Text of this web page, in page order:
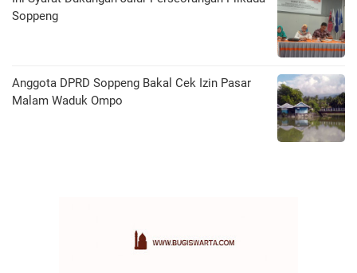
Soppeng
Anggota DPRD Soppeng Bakal Cek Izin Pasar
Malam Waduk Ompo